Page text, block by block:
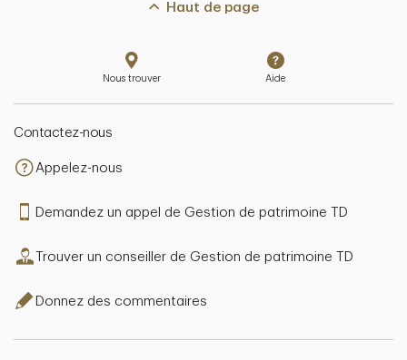
Haut de page
Nous trouver Aide
Contactez-nous
Appelez-nous
Demandez un appel de Gestion de patrimoine TD
Trouver un conseiller de Gestion de patrimoine TD
Donnez des commentaires